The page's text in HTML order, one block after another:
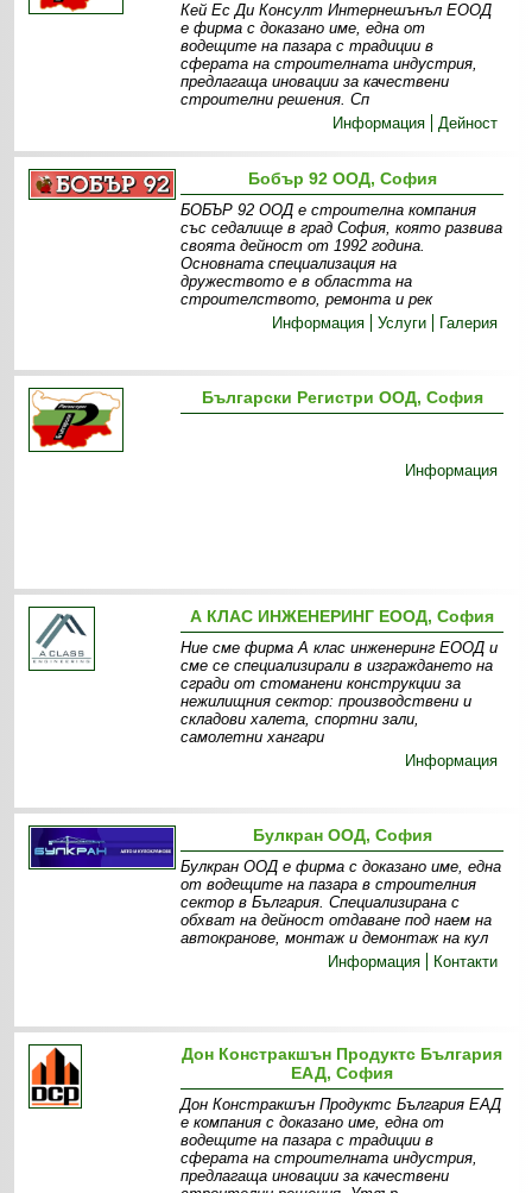
Кей Ес Ди Консулт Интернешънъл ЕООД
е фирма с доказано име, една от
водещите на пазара с традиции в
сферата на строителната индустрия,
предлагаща иновации за качествени
строителни решения. Сп
Информация
Дейност
Бобър 92 ООД, София
БОБЪР 92 ООД е строителна компания
със седалище в град София, която развива
своята дейност от 1992 година.
Основната специализация на
дружеството е в областта на
строителството, ремонта и рек
Информация
Услуги Галерия
Български Регистри ООД, София
Информация
А КЛАС ИНЖЕНЕРИНГ ЕООД, София
Ние сме фирма А клас инженеринг ЕООД и
сме се специализирали в изграждането на
сгради от стоманени конструкции за
нежилищния сектор: производствени и
складови халета, спортни зали,
самолетни хангари
Информация
Булкран ООД, София
Булкран ООД е фирма с доказано име, една
от водещите на пазара в строителния
сектор в България. Специализирана с
обхват на дейност отдаване под наем на
автокранове, монтаж и демонтаж на кул
Информация
Контакти
Дон Констракшън Продуктс България
ЕАД, София
Дон Констракшън Продуктс България ЕАД
е компания с доказано име, една от
водещите на пазара с традиции в
сферата на строителната индустрия,
предлагаща иновации за качествени